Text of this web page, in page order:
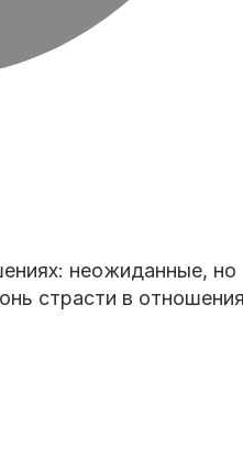
неожиданные, но
страсти в